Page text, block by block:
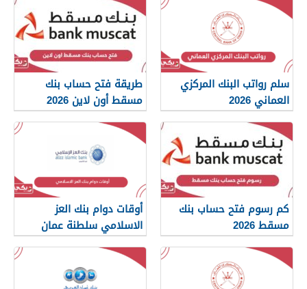
سلم رواتب البنك المركزي
العماني 2026
طريقة فتح حساب بنك
مسقط أون لاين 2026
كم رسوم فتح حساب بنك
مسقط 2026
أوقات دوام بنك العز
الاسلامي سلطنة عمان
2026